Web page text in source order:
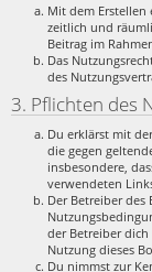
Mit dem Erstellen
zeitlich und
Beitrag im
Das
des
3. Pflichten des
Du erklärst mit
die gegen
insbesondere,
verwendeten
Der Betreiber des
der Betreiber
Nutzung dieses
Du nimmst zur